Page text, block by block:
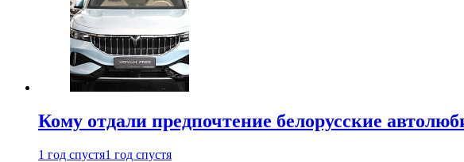
Кому отдали предпочтение белорусские
1 год спустя1 год спустя